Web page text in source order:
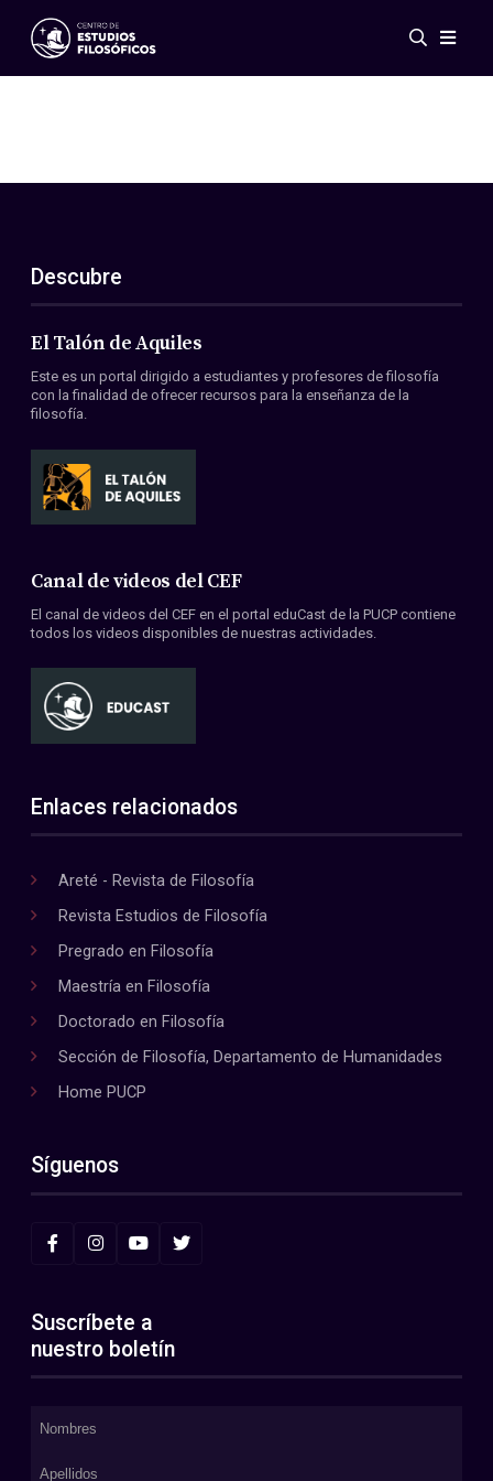
Eventos
ES
EN
Acerca de nosotros
Miembros
Convenios
Descubre
El Talón de Aquiles
Este es un portal dirigido a estudiantes y profesores de filosofía
con la finalidad de ofrecer recursos para la enseñanza de la
filosofía.
Canal de videos del CEF
El canal de videos del CEF en el portal eduCast de la PUCP contiene
todos los videos disponibles de nuestras actividades.
Enlaces relacionados
Areté - Revista de Filosofía
Revista Estudios de Filosofía
Pregrado en Filosofía
Maestría en Filosofía
Doctorado en Filosofía
Sección de Filosofía, Departamento de Humanidades
Home PUCP
Síguenos
Suscríbete a
nuestro boletín